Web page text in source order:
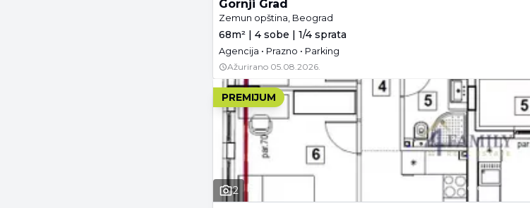
Gornji Grad
Zemun opština, Beograd
68m² | 4 sobe | 1/4 sprata
Agencija • Prazno • Parking
Ažurirano 05.08.2026.
PREMIJUM
2